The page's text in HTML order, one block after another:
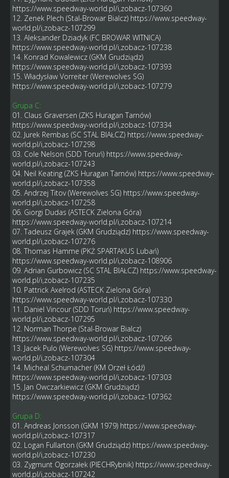
https://www.speedway-world.pl/i,zobacz-107360
12. Zenek Plech (Stal-Browar Bialcz) https://www.speedway-
world.pl/i,zobacz-107299
13. Aleksander Dziadyk (FC BROWAR WITNICA)
https://www.speedway-world.pl/i,zobacz-107238
14. Konrad Kowalewicz (GKM Grudziądz)
https://www.speedway-world.pl/i,zobacz-107393
15. Władysław Vorreiter (Werewolves SG)
https://www.speedway-world.pl/i,zobacz-107279
Grupa C:
01. Claus Graversen (ZKS Huragan Tarnów)
https://www.speedway-world.pl/i,zobacz-107334
02. Jurek Rembas (SC STAL BIAŁCZ) https://www.speedway-
world.pl/i,zobacz-107298
03. Cole Nelson (SDD Toruń) https://www.speedway-
world.pl/i,zobacz-107243
04. Neil Keating (ZKS Huragan Tarnów) https://www.speedway-
world.pl/i,zobacz-107358
05. Andrzej Titov (Werewolves SG) https://www.speedway-
world.pl/i,zobacz-107258
06. Giorgi Dudas (ASTECK Zielona Góra)
https://www.speedway-world.pl/i,zobacz-107214
07. Tadeusz Grajek (GKM Grudziądz) https://www.speedway-
world.pl/i,zobacz-107276
08. Thomas Hamme (PKŻ SPARTAKUS Lubań)
https://www.speedway-world.pl/i,zobacz-108906
09. Adrian Gurbowicz (SC STAL BIAŁCZ) https://www.speedway-
world.pl/i,zobacz-107235
10. Pattrick Axelrod (ASTECK Zielona Góra)
https://www.speedway-world.pl/i,zobacz-107330
11. Daniel Vincour (SDD Toruń) https://www.speedway-
world.pl/i,zobacz-107295
12. Norman Thorpe (Stal-Browar Bialcz)
https://www.speedway-world.pl/i,zobacz-107266
13. Jacek Pulo (Werewolves SG) https://www.speedway-
world.pl/i,zobacz-107304
14. Micheal Schumacher (KM Orzeł Łódź)
https://www.speedway-world.pl/i,zobacz-107303
15. Jan Owczarkiewicz (GKM Grudziądz)
https://www.speedway-world.pl/i,zobacz-107362
Grupa D:
01. Andreas Jonsson (GKM 1979) https://www.speedway-
world.pl/i,zobacz-107317
02. Logan Fullarton (GKM Grudziądz) https://www.speedway-
world.pl/i,zobacz-107230
03. Zygmunt Ogorzałek (PIECHRybnik) https://www.speedway-
world.pl/i,zobacz-107242